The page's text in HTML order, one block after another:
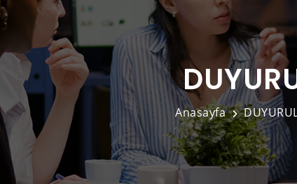
Anasayfa